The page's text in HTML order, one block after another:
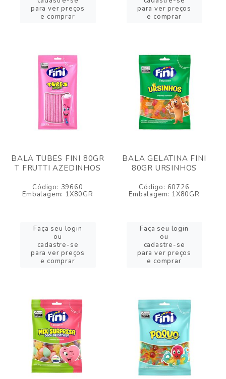
para ver preços
e comprar
para ver preços
e comprar
BALA TUBES FINI 80GR
T FRUTTI AZEDINHOS
Código: 39660
Embalagem: 1X80GR
Faça seu login
ou
cadastre-se
para ver preços
e comprar
BALA GELATINA FINI
80GR URSINHOS
Código: 60726
Embalagem: 1X80GR
Faça seu login
ou
cadastre-se
para ver preços
e comprar